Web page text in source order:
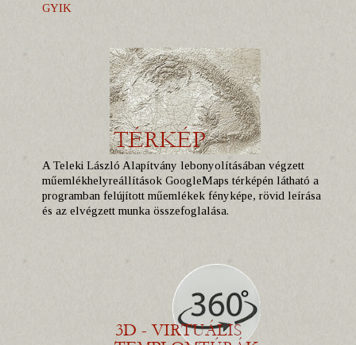
GYIK
A Teleki László Alapítvány lebonyolításában végzett
műemlékhelyreállítások GoogleMaps térképén látható a
programban felújított műemlékek fényképe, rövid leírása
és az elvégzett munka összefoglalása.